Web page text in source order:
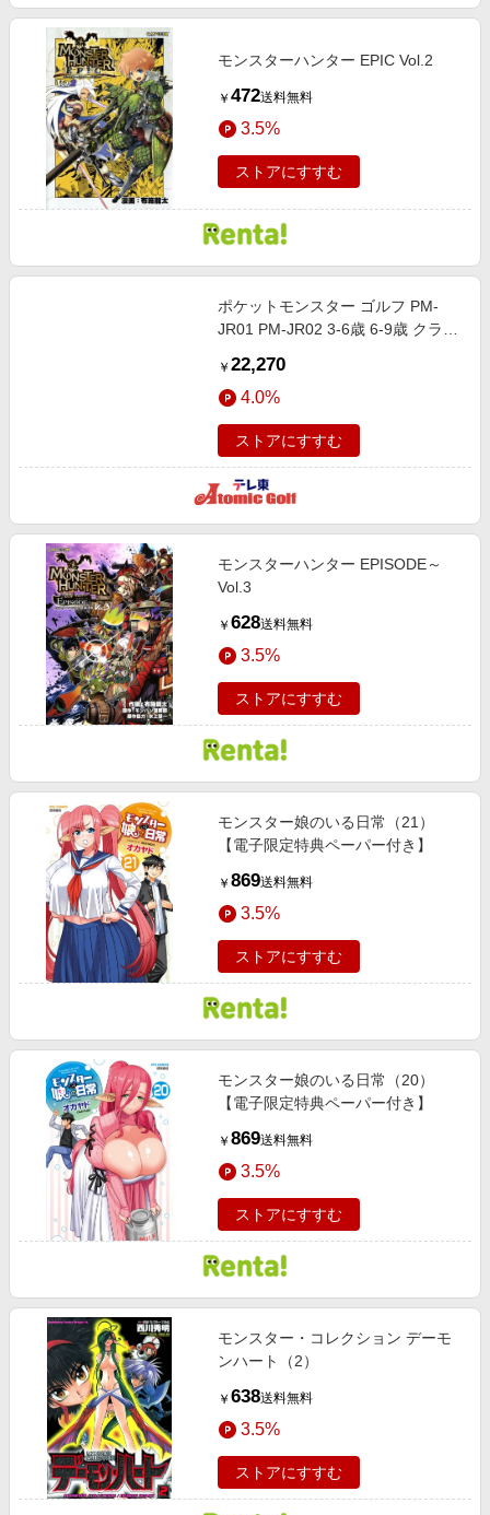
モンスターハンター EPIC Vol.2
￥ 472送料無料
3.5%
ストアにすすむ
ポケットモンスター ゴルフ PM-
JR01 PM-JR02 3-6歳 6-9歳 クラブ
キャディバッグ付き ピカチュー キ
ッズ
￥ 22,270
4.0%
ストアにすすむ
モンスターハンター EPISODE～
Vol.3
￥ 628送料無料
3.5%
ストアにすすむ
モンスター娘のいる日常（21）
【電子限定特典ペーパー付き】
￥ 869送料無料
3.5%
ストアにすすむ
モンスター娘のいる日常（20）
【電子限定特典ペーパー付き】
￥ 869送料無料
3.5%
ストアにすすむ
モンスター・コレクション デーモ
ンハート（2）
￥ 638送料無料
3.5%
ストアにすすむ